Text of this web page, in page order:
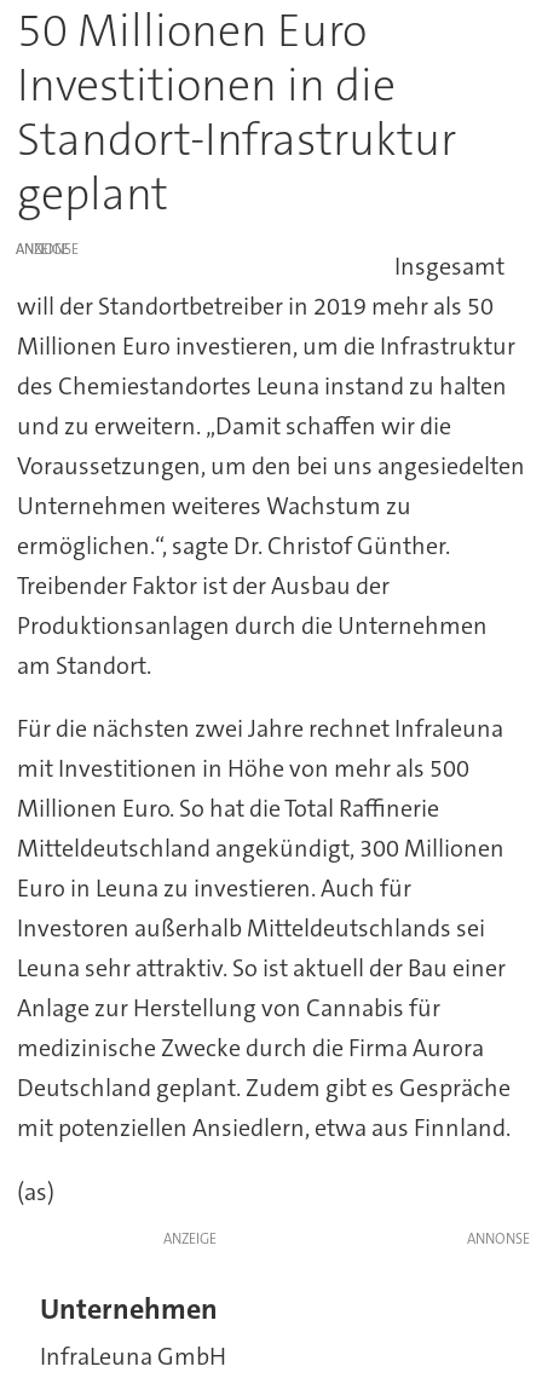
50 Millionen Euro
Investitionen in die
Standort-Infrastruktur
geplant
ANZEIGE
Insgesamt
will der Standortbetreiber in 2019 mehr als 50
Millionen Euro investieren, um die Infrastruktur
des Chemiestandortes Leuna instand zu halten
und zu erweitern. „Damit schaffen wir die
Voraussetzungen, um den bei uns angesiedelten
Unternehmen weiteres Wachstum zu
ermöglichen.“, sagte Dr. Christof Günther.
Treibender Faktor ist der Ausbau der
Produktionsanlagen durch die Unternehmen
am Standort.
Für die nächsten zwei Jahre rechnet Infraleuna
mit Investitionen in Höhe von mehr als 500
Millionen Euro. So hat die Total Raffinerie
Mitteldeutschland angekündigt, 300 Millionen
Euro in Leuna zu investieren. Auch für
Investoren außerhalb Mitteldeutschlands sei
Leuna sehr attraktiv. So ist aktuell der Bau einer
Anlage zur Herstellung von Cannabis für
medizinische Zwecke durch die Firma Aurora
Deutschland geplant. Zudem gibt es Gespräche
mit potenziellen Ansiedlern, etwa aus Finnland.
(as)
ANZEIGE
Unternehmen
InfraLeuna GmbH